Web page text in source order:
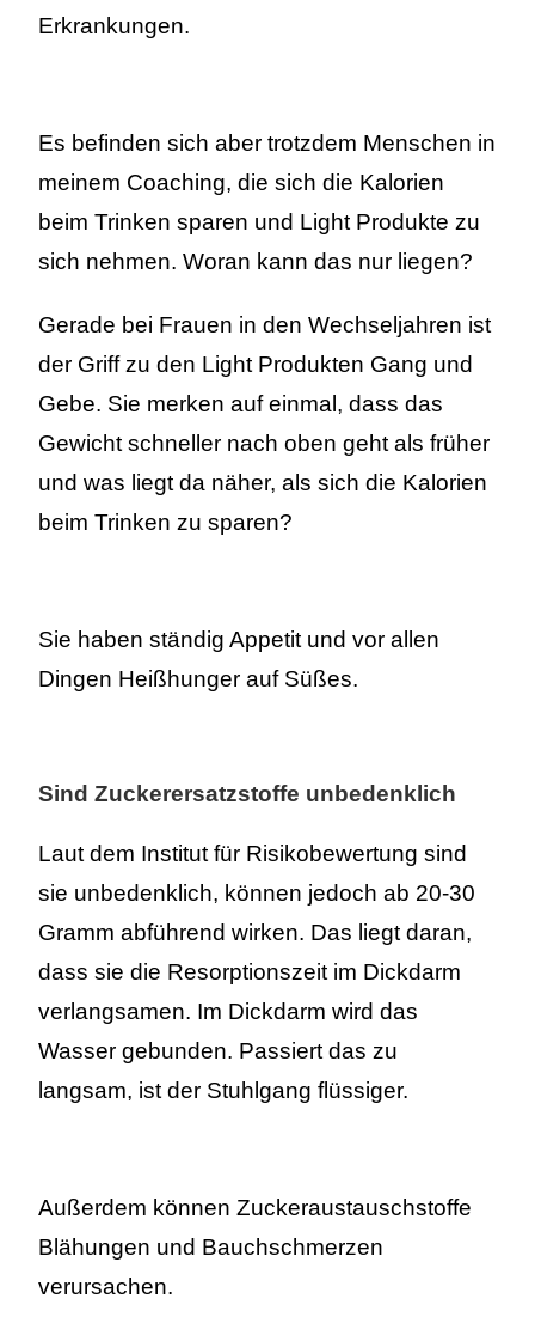
Erkrankungen.
Es befinden sich aber trotzdem Menschen in
meinem Coaching, die sich die Kalorien
beim Trinken sparen und Light Produkte zu
sich nehmen. Woran kann das nur liegen?
Gerade bei Frauen in den Wechseljahren ist
der Griff zu den Light Produkten Gang und
Gebe. Sie merken auf einmal, dass das
Gewicht schneller nach oben geht als früher
und was liegt da näher, als sich die Kalorien
beim Trinken zu sparen?
Sie haben ständig Appetit und vor allen
Dingen Heißhunger auf Süßes.
Sind Zuckerersatzstoffe unbedenklich
Laut dem Institut für Risikobewertung sind
sie unbedenklich, können jedoch ab 20-30
Gramm abführend wirken. Das liegt daran,
dass sie die Resorptionszeit im Dickdarm
verlangsamen. Im Dickdarm wird das
Wasser gebunden. Passiert das zu
langsam, ist der Stuhlgang flüssiger.
Außerdem können Zuckeraustauschstoffe
Blähungen und Bauchschmerzen
verursachen.